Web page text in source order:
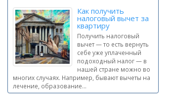
Как получить
налоговый вычет за
квартиру
Получить налоговый
вычет — то есть вернуть
себе уже уплаченный
подоходный налог — в
нашей стране можно во
многих случаях. Например, бывают вычеты на
лечение, образование...